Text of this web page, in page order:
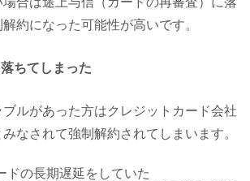
約になった可能性が高いです。
ちてしまった
ルがあった方はクレジットカード会社
なされて強制解約されてしまいます。
ドの長期遅延をしていた